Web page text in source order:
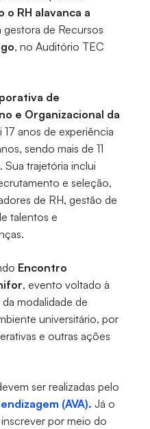
o RH alavanca a
gestora de Recursos
, no Auditório TEC
de
e Organizacional da
17 anos de experiência
sendo mais de 11
trajetória inclui
e seleção,
de RH, gestão de
talentos e
Encontro
, evento voltado à
modalidade de
universitário, por
e outras ações
ser realizadas pelo
(AVA). Já o
por meio do